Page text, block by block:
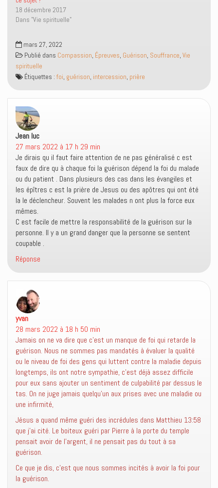
n
s
u
n
o
u
v
l
l
e
n
ê
t
r
e
)
n
s
u
n
o
u
l
l
e
d
s
u
n
e
f
e
ê
t
r
e
)
r
18 décembre 2017
Dans "Vie spirituelle"
mars 27, 2022
Publié dans Compassion, Épreuves, Guérison, Souffrance, Vie
spirituelle
Étiquettes : foi, guérison, intercession, prière
Jean luc
27 mars 2022 à 17 h 29 min
Je dirais qu il faut faire attention de ne pas généralisé c est
faux de dire qu à chaque foi la guérison dépend la foi du malade
ou du patient . Dans plusieurs des cas dans les évangiles et
les épîtres c est la prière de Jesus ou des apôtres qui ont été
la le déclencheur. Souvent les malades n ont plus la force eux
mêmes.
C est facile de mettre la responsabilité de la guérison sur la
personne. Il y a un grand danger que la personne se sentent
coupable .
Réponse
yvan
28 mars 2022 à 18 h 50 min
Jamais on ne va dire que c’est un manque de foi qui retarde la
guérison. Nous ne sommes pas mandatés à évaluer la qualité
ou le niveau de foi des gens qui luttent contre la maladie depuis
longtemps, ils ont notre sympathie, c’est déjà assez difficile
pour eux sans ajouter un sentiment de culpabilité par dessus le
tas. On ne juge jamais quelqu’un aux prises avec une maladie ou
une infirmité,
Jésus a quand même guéri des incrédules dans Matthieu 13:58
que j’ai cité. Le boiteux guéri par Pierre à la porte du temple
pensait avoir de l’argent, il ne pensait pas du tout à sa
guérison.
Ce que je dis, c’est que nous sommes incités à avoir la foi pour
la guérison.